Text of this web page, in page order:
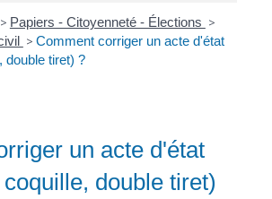
> Papiers - Citoyenneté - Élections >
> Comment corriger un acte d'état
double tiret) ?
un acte d'état
double tiret)